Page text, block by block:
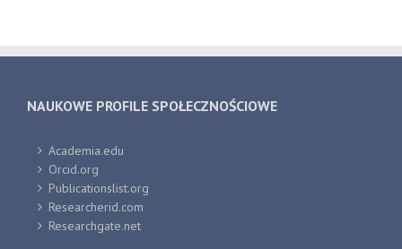
NAUKOWE PROFILE SPOŁECZNOŚCIOWE
Academia.edu
Orcid.org
Publicationslist.org
Researcherid.com
Researchgate.net